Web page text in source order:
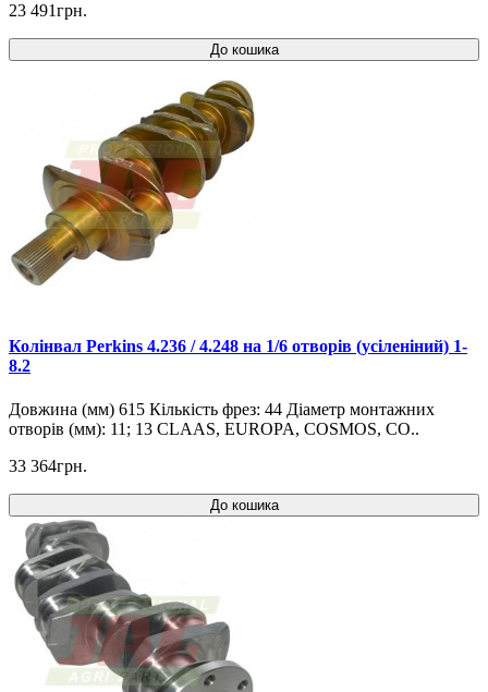
23 491грн.
До кошика
Колінвал Perkins 4.236 / 4.248 на 1/6 отворів (усіленіний) 1-
8.2
Довжина (мм) 615 Кількість фрез: 44 Діаметр монтажних
отворів (мм): 11; 13 CLAAS, EUROPA, COSMOS, CO..
33 364грн.
До кошика